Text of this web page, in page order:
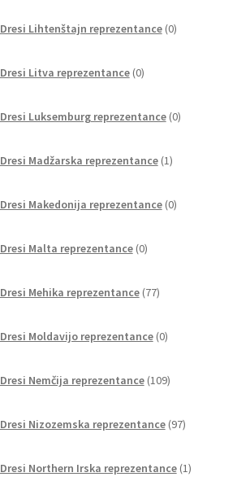
Dresi Lihtenštajn reprezentance 0izdelkov
Dresi Litva reprezentance 0izdelkov
Dresi Luksemburg reprezentance 0izdelkov
Dresi Madžarska reprezentance 1izdelek
Dresi Makedonija reprezentance 0izdelkov
Dresi Malta reprezentance 0izdelkov
Dresi Mehika reprezentance 77izdelkov
Dresi Moldavijo reprezentance 0izdelkov
Dresi Nemčija reprezentance 109izdelkov
Dresi Nizozemska reprezentance 97izdelkov
Dresi Northern Irska reprezentance 1